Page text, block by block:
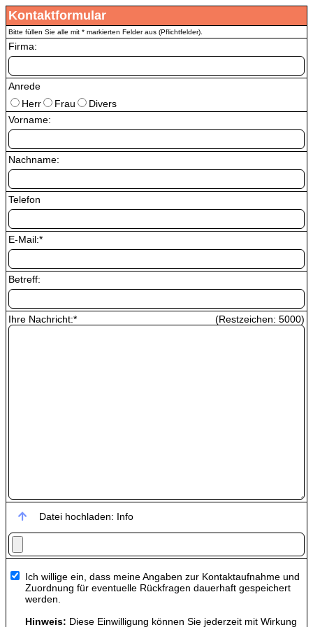
Kontaktformular
Bitte füllen Sie alle mit * markierten Felder aus (Pflichtfelder).
Firma:
Anrede
Herr
Frau
Divers
Vorname:
Nachname:
Telefon
E-Mail:*
Betreff:
Ihre Nachricht:* (Restzeichen: 5000)
Datei hochladen: Info
Ich willige ein, dass meine Angaben zur Kontaktaufnahme und
Zuordnung für eventuelle Rückfragen dauerhaft gespeichert
werden.
Hinweis: Diese Einwilligung können Sie jederzeit mit Wirkung